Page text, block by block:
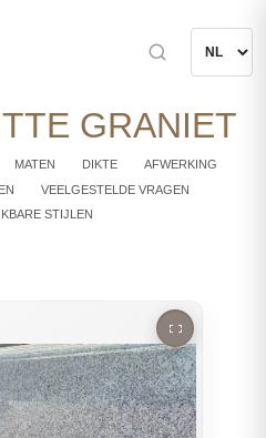
GRANIET
MATEN DIKTE
AFWERKING
VEELGESTELDE VRAGEN
STIJLEN